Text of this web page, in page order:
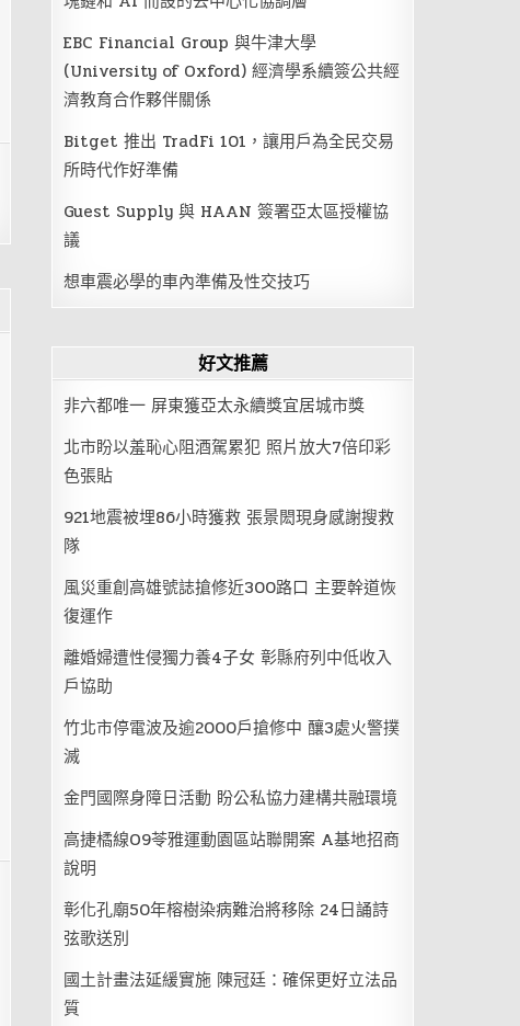
EBC Financial Group 與牛津大學
(University of Oxford) 經濟學系續簽公共經
濟教育合作夥伴關係
Bitget 推出 TradFi 101，讓用戶為全民交易
所時代作好準備
Guest Supply 與 HAAN 簽署亞太區授權協
議
想車震必學的車內準備及性交技巧
好文推薦
非六都唯一 屏東獲亞太永續獎宜居城市獎
北市盼以羞恥心阻酒駕累犯 照片放大7倍印彩
色張貼
921地震被埋86小時獲救 張景閎現身感謝搜救
隊
風災重創高雄號誌搶修近300路口 主要幹道恢
復運作
離婚婦遭性侵獨力養4子女 彰縣府列中低收入
戶協助
竹北市停電波及逾2000戶搶修中 釀3處火警撲
滅
金門國際身障日活動 盼公私協力建構共融環境
高捷橘線O9苓雅運動園區站聯開案 A基地招商
說明
彰化孔廟50年榕樹染病難治將移除 24日誦詩
弦歌送別
國土計畫法延緩實施 陳冠廷：確保更好立法品
質